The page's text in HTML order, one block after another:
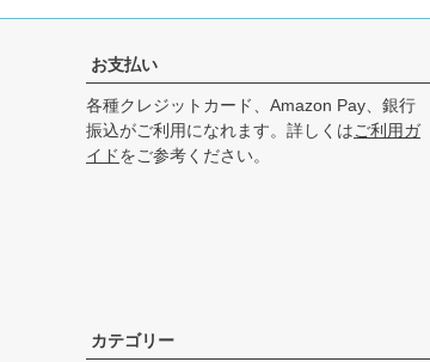
お支払い
各種クレジットカード、Amazon Pay、銀行
振込がご利用になれます。詳しくはご利用ガ
イドをご参考ください。
カテゴリー